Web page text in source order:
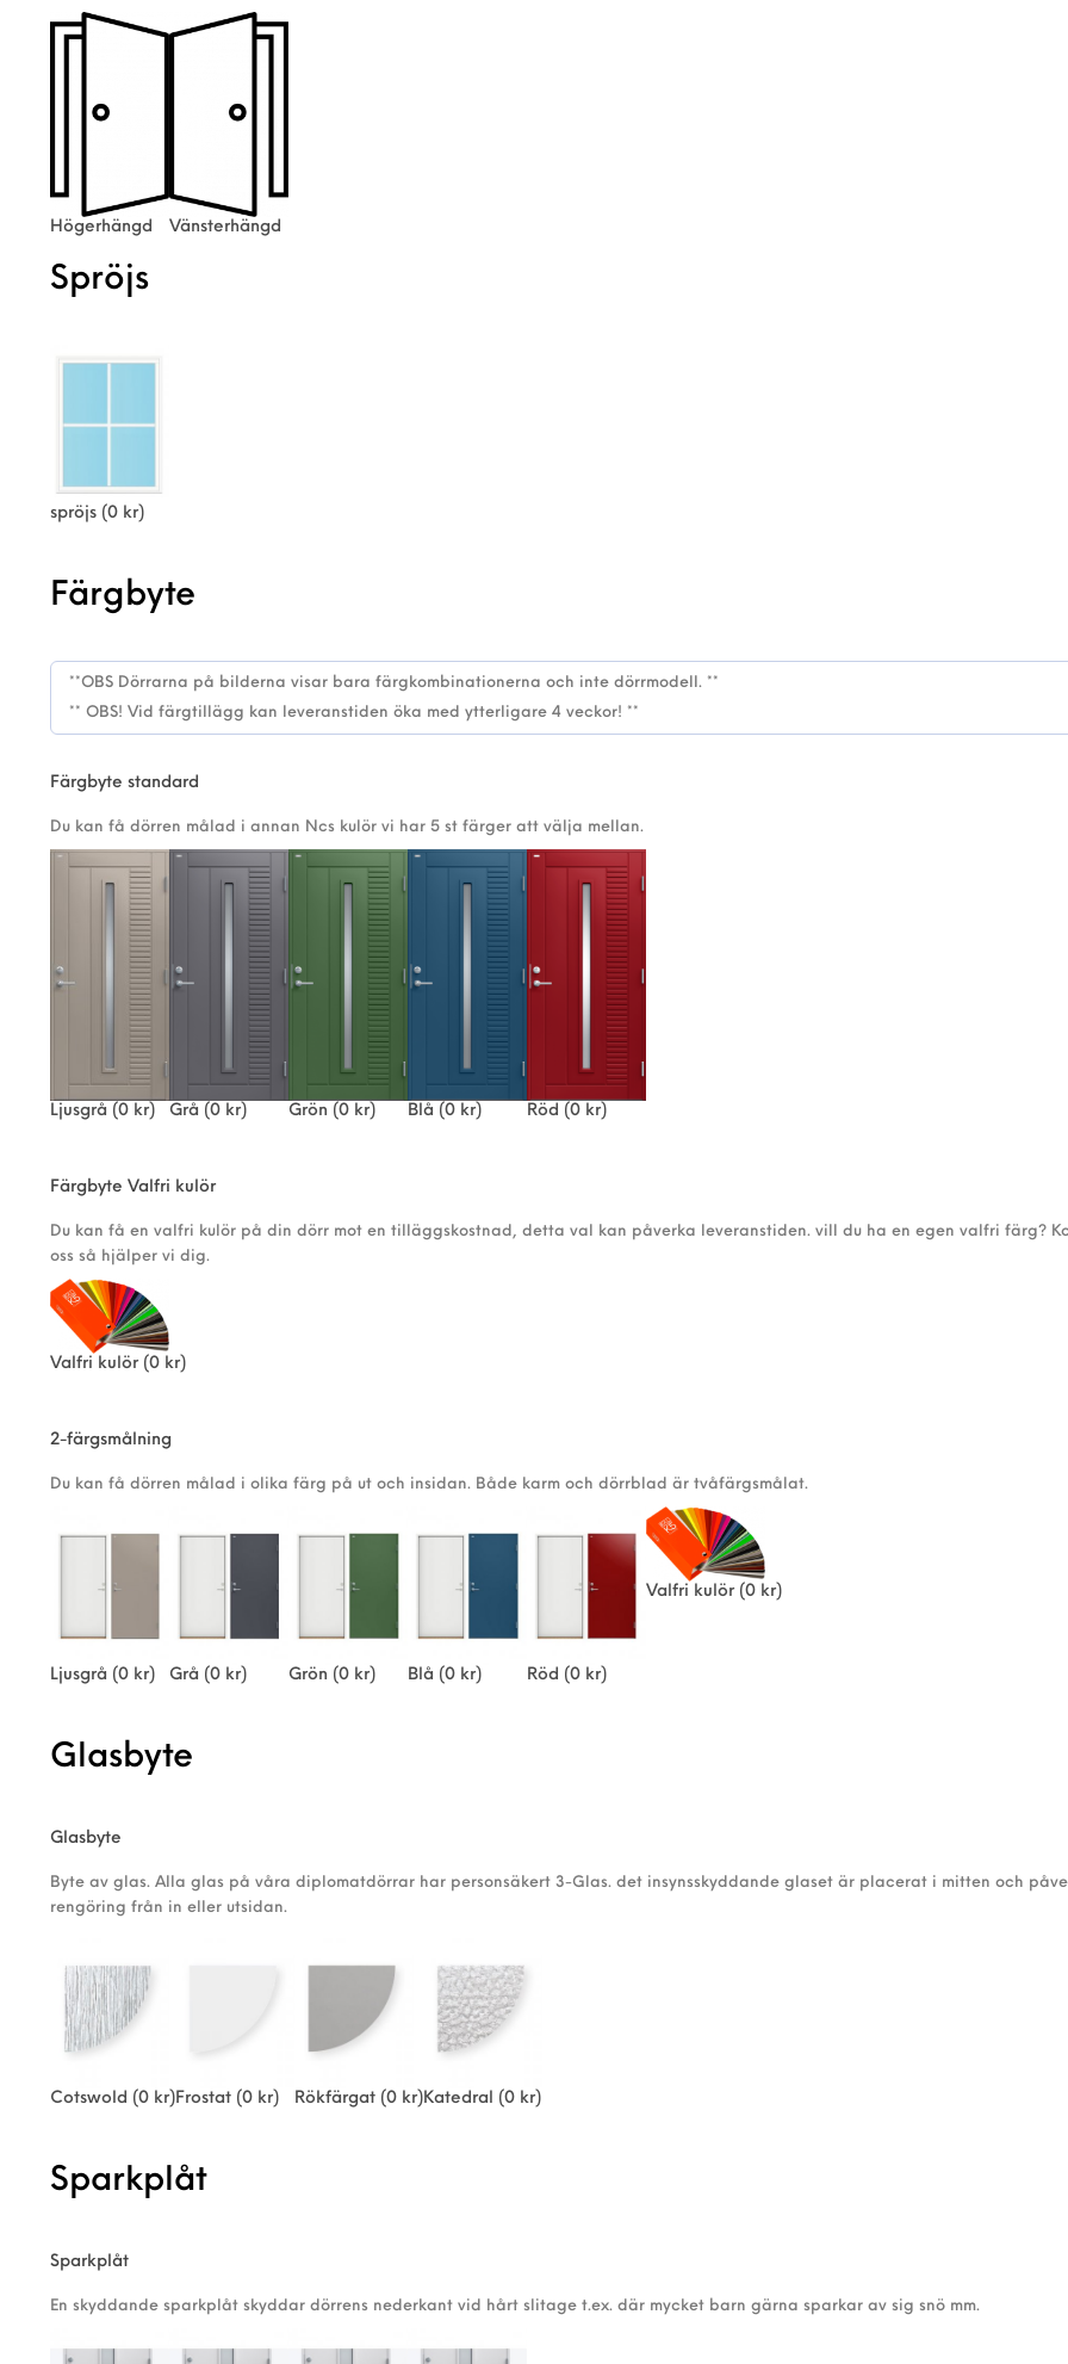
Högerhängd Vänsterhängd
Spröjs
spröjs (0 kr)
Färgbyte
Färgbyte standard
Du kan få dörren målad i annan Ncs kulör vi har 5 st färger att välja mellan.
Ljusgrå (0 kr) Grå (0 kr) Grön (0 kr) Blå (0 kr) Röd (0 kr)
Färgbyte Valfri kulör
Du kan få en valfri kulör på din dörr mot en tilläggskostnad, detta val kan påverka leveranstiden. vill du ha en egen valfri färg?
oss så hjälper vi dig.
Valfri kulör(0 kr)
2-färgsmålning
Du kan få dörren målad i olika färg på ut och insidan. Både karm och dörrblad är tvåfärgsmålat.
Ljusgrå (0 kr) Grå (0 kr) Grön (0 kr) Blå (0 kr) Röd (0 kr)
Valfri kulör(0 kr)
Glasbyte
Glasbyte
Byte av glas. Alla glas på våra diplomatdörrar har personsäkert 3-Glas. det insynsskyddande glaset är placerat i mitten och
rengöring från in eller utsidan.
Cotswold (0 kr)Frostat (0 kr) Rökfärgat (0 kr)Katedral (0 kr)
Sparkplåt
Sparkplåt
En skyddande sparkplåt skyddar dörrens nederkant vid hårt slitage t.ex. där mycket barn gärna sparkar av sig snö mm.